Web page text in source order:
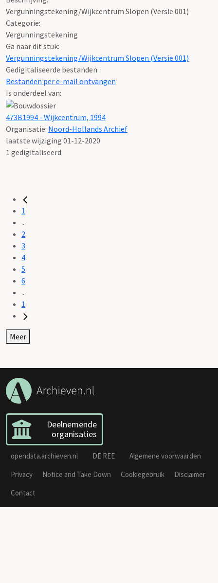
Vergunningstekening/Wijkcentrum Slopen (Versie 001)
Categorie:
Vergunningstekening
Ga naar dit stuk:
Vergunningstekening/Wijkcentrum Slopen (Versie 001)
Gedigitaliseerde bestanden: :
Bestanden per e-mail ontvangen
Is onderdeel van:
473B1994 - Wijkcentrum, 1994
Organisatie: Noord-Hollands Archief
laatste wijziging 01-12-2020
1 gedigitaliseerd
1
...
2
3
4
5
6
...
1
Meer
Deelnemende
organisaties
opendata.archieven.nl DE REE
Algemene voorwaarden
Privacy
Notice and Take Down Cookiegebruik
Disclaimer
Contact